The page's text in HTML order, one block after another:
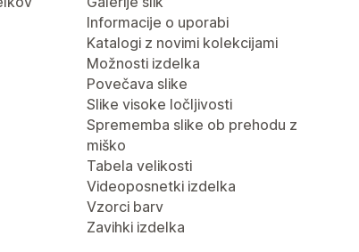
Informacije o uporabi
Katalogi z novimi kolekcijami
Možnosti izdelka
Povečava slike
Slike visoke ločljivosti
Sprememba slike ob prehodu z
miško
Tabela velikosti
Videoposnetki izdelka
Vzorci barv
Zavihki izdelka